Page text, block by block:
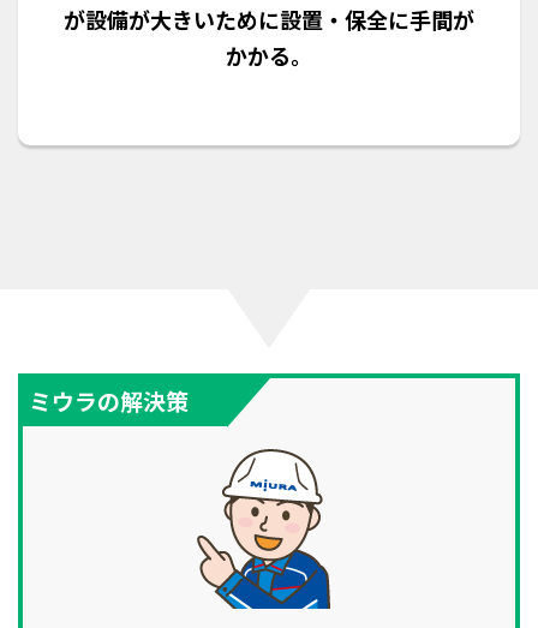
が設備が大きいために設置・保全に手間が
かかる。
ミウラの解決策